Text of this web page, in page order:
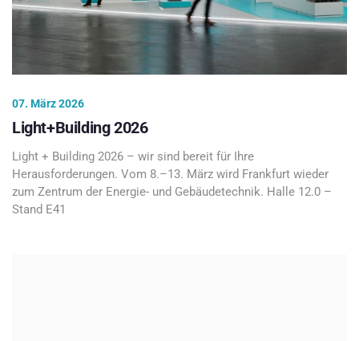
07. März 2026
Light+Building 2026
Light + Building 2026 – wir sind bereit für Ihre
Herausforderungen. Vom 8.–13. März wird Frankfurt wieder
zum Zentrum der Energie- und Gebäudetechnik. Halle 12.0 –
Stand E41